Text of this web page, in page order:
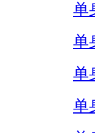
单
单
单
单